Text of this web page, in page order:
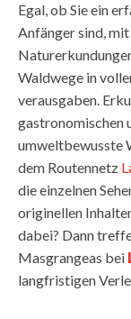
Egal, ob Sie ein
Anfänger sind,
Waldwege in
verausgaben.
gastronomischen
umweltbewusste
dem Routennetz
die einzelnen
originellen
dabei? Dann
Masgrangeas bei
langfristigen